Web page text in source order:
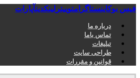
فیس بوکاینستاگرامتوییتر لینکدینآپارات
درباره ما
تماس باما
تبلیغات
طراحی سایت
قوانین و مقررات